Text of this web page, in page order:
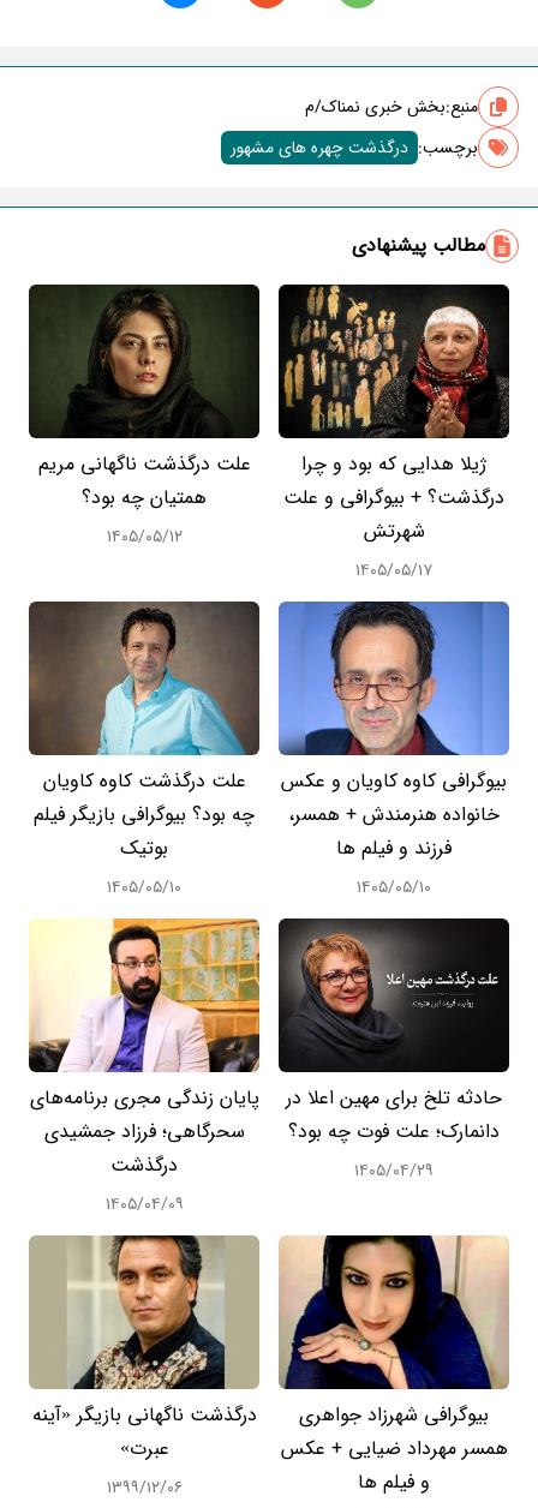
منبع:بخش خبری نمناک/م
برچسب‌: درگذشت چهره های مشهور
مطالب پیشنهادی
ژیلا هدایی که بود و چرا
درگذشت؟ + بیوگرافی و علت
شهرتش
۱۴۰۵/۰۵/۱۷
علت درگذشت ناگهانی مریم
همتیان چه بود؟
۱۴۰۵/۰۵/۱۲
بیوگرافی کاوه کاویان و عکس
خانواده هنرمندش + همسر،
فرزند و فیلم ها
۱۴۰۵/۰۵/۱۰
علت درگذشت کاوه کاویان
چه بود؟ بیوگرافی بازیگر فیلم
بوتیک
۱۴۰۵/۰۵/۱۰
حادثه تلخ برای مهین اعلا در
دانمارک؛ علت فوت چه بود؟
۱۴۰۵/۰۴/۲۹
پایان زندگی مجری برنامه‌های
سحرگاهی؛ فرزاد جمشیدی
درگذشت
۱۴۰۵/۰۴/۰۹
بیوگرافی شهرزاد جواهری
همسر مهرداد ضیایی + عکس
و فیلم ها
درگذشت ناگهانی بازیگر «آینه
عبرت»
۱۳۹۹/۱۲/۰۶